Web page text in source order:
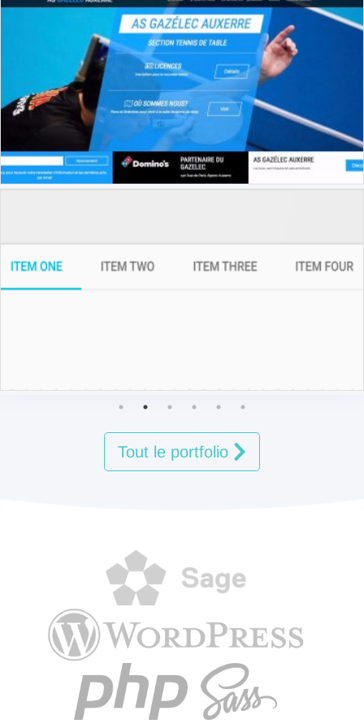
Bien que ce plugin ne gère pas (pour
l'instant) les retours de TIPI, il facilite
grandement la paiement en ligne pour les
mairies en utilisant TIPI
Bootstrap 4 : Responsive Sidebar
de taille fixe via scss
Conserver une sidebar de taille fixe pour
Sonata Admin pour Symfony
WordPress articles similaires en
catégories de l'article en cours
WordPress oAuth vers une
application symfony
Désactiver l'authentification wordpress et
la remplacer par de l'oAuth depuis une
app symfony 2 dans le but d'utiliser une
Tout le portfolio